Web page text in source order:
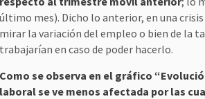
último mes). Dicho lo anterior, en una
mirar la variación del empleo o bien de la
trabajarían en caso de poder hacerlo.
Como se observa en el gráfico
laboral se ve menos afectada por las